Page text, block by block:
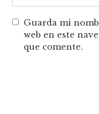
Guarda mi
web en este
que comente.